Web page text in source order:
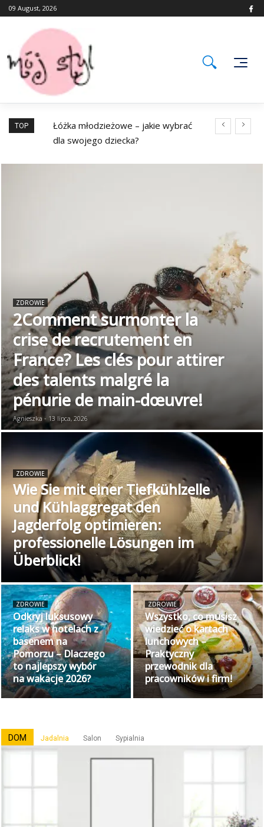
Skip
to
09 August, 2026
TOP
– okna
Łóżka młodzieżowe – jakie wybrać
dla swojego dziecka?
Jakie klasyki
ZDROWIE
2Comment surmonter la
crise de recrutement en
France? Les clés pour attirer
des talents malgré la
pénurie de main-dœuvre!
Agnieszka - 13 lipca, 2026
ZDROWIE
Wie Sie mit einer Tiefkühlzelle
und Kühlaggregat den
Jagderfolg optimieren:
professionelle Lösungen im
Überblick!
ZDROWIE
Odkryj luksusowy
relaks w hotelach z
basenem na
Pomorzu – Dlaczego
to najlepszy wybór
na wakacje 2026?
ZDROWIE
Wszystko, co musisz
wiedzieć o kartach
lunchowych –
Praktyczny
przewodnik dla
pracowników i firm!
DOM Jadalnia Salon Sypialnia